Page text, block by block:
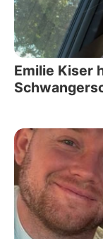
Emilie Kiser